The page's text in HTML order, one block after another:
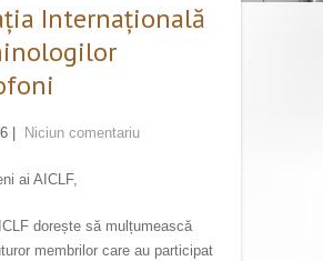
Internațională
Niciun comentariu
ai AICLF,
dorește să mulțumească
membrilor care au participat